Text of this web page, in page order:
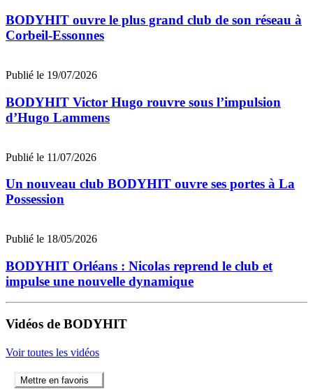
BODYHIT ouvre le plus grand club de son réseau à
Corbeil-Essonnes
Publié le 19/07/2026
BODYHIT Victor Hugo rouvre sous l’impulsion
d’Hugo Lammens
Publié le 11/07/2026
Un nouveau club BODYHIT ouvre ses portes à La
Possession
Publié le 18/05/2026
BODYHIT Orléans : Nicolas reprend le club et
impulse une nouvelle dynamique
Vidéos de BODYHIT
Voir toutes les vidéos
Mettre en favoris